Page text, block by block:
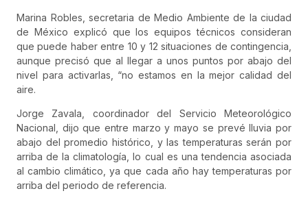
Marina Robles, secretaria de Medio Ambiente de la ciudad
de México explicó que los equipos técnicos consideran
que puede haber entre 10 y 12 situaciones de contingencia,
aunque precisó que al llegar a unos puntos por abajo del
nivel para activarlas, “no estamos en la mejor calidad del
aire.
Jorge Zavala, coordinador del Servicio Meteorológico
Nacional, dijo que entre marzo y mayo se prevé lluvia por
abajo del promedio histórico, y las temperaturas serán por
arriba de la climatología, lo cual es una tendencia asociada
al cambio climático, ya que cada año hay temperaturas por
arriba del periodo de referencia.